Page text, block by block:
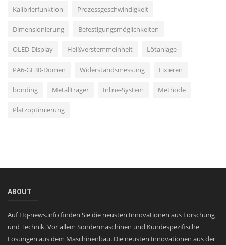
Kalibrierfunktion Prozessgeschwindigkeit
Dimensionierung Befestigungsmöglichkeiten
OLED-Display Heißverstemmeinheit Lötanlage
PA6-GF30-Domen Widerstandsmessung Fixieren
bonding Metallträger Inline-System Methode
Platzoptimierung
ABOUT
Auf Hq-news.info finden Sie die neusten Innovationen aus Forschung
und Technik. Vor allem Sondermaschinen und Kundespezifische
Lösungen aus dem Maschinenbau. Die neusten Innovationen aus der